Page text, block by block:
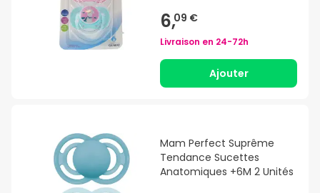
6,09 €
Livraison en 24-72h
Ajouter
Mam Perfect Suprême
Tendance Sucettes
Anatomiques +6M 2 Unités